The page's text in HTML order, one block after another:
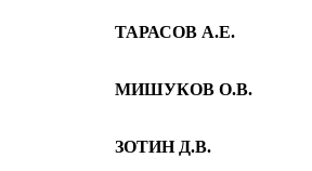
ТАРАСОВ А.Е.
МИШУКОВ О.В.
ЗОТИН Д.В.